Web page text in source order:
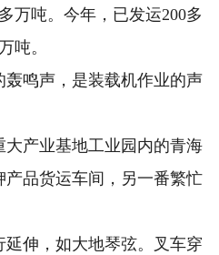
吨。今年，已发运200多
吨。
鸣声，是装载机作业的声
产业基地工业园内的青海
品货运车间，另一番繁忙
伸，如大地琴弦。叉车穿